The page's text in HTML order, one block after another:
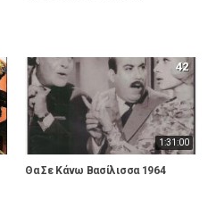
1:31:00
42
Θα Σε Κάνω Βασίλισσα 1964